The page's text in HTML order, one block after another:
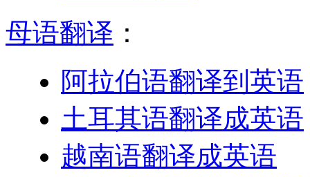
母语翻译 ：
阿拉伯语翻译到英语
土耳其语翻译成英语
越南语翻译成英语